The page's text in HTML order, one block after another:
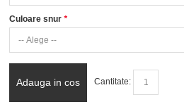
*
Culoare snur
Adauga in cos Cantitate: